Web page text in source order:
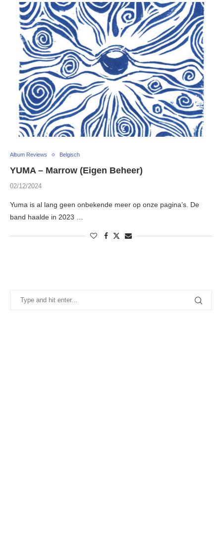
Album Reviews Belgisch
YUMA – Marrow (Eigen Beheer)
02/12/2024
Yuma is al lang geen onbekende meer op onze pagina’s. De
band haalde in 2023 …